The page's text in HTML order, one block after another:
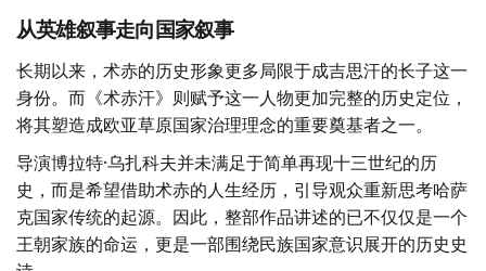
从英雄叙事走向国家叙事
长期以来，术赤的历史形象更多局限于成吉思汗的长子这一
身份。而《术赤汗》则赋予这一人物更加完整的历史定位，
将其塑造成欧亚草原国家治理理念的重要奠基者之一。
导演博拉特·乌扎科夫并未满足于简单再现十三世纪的历
史，而是希望借助术赤的人生经历，引导观众重新思考哈萨
克国家传统的起源。因此，整部作品讲述的已不仅仅是一个
王朝家族的命运，更是一部围绕民族国家意识展开的历史史